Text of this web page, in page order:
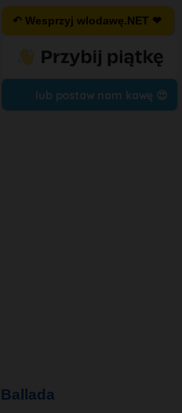
↶ Wesprzyj wlodawę.NET ❤
lub postaw nam kawę 😍